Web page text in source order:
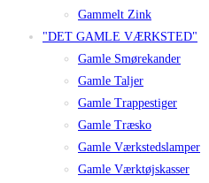
Gammelt Zink
"DET GAMLE VÆRKSTED"
Gamle Smørekander
Gamle Taljer
Gamle Trappestiger
Gamle Træsko
Gamle Værkstedslamper
Gamle Værktøjskasser